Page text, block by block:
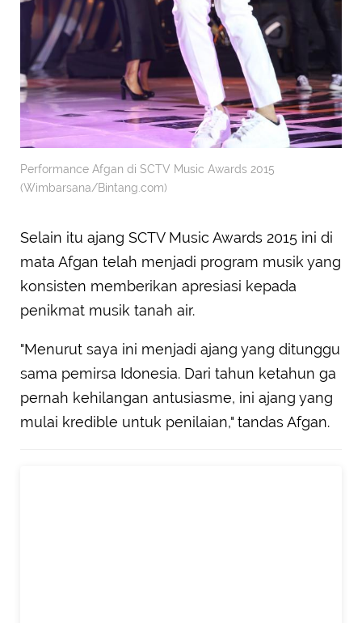
Performance Afgan di SCTV Music Awards 2015
(Wimbarsana/Bintang.com)
Selain itu ajang SCTV Music Awards 2015 ini di
mata Afgan telah menjadi program musik yang
konsisten memberikan apresiasi kepada
penikmat musik tanah air.
"Menurut saya ini menjadi ajang yang ditunggu
sama pemirsa Idonesia. Dari tahun ketahun ga
pernah kehilangan antusiasme, ini ajang yang
mulai kredible untuk penilaian," tandas Afgan.